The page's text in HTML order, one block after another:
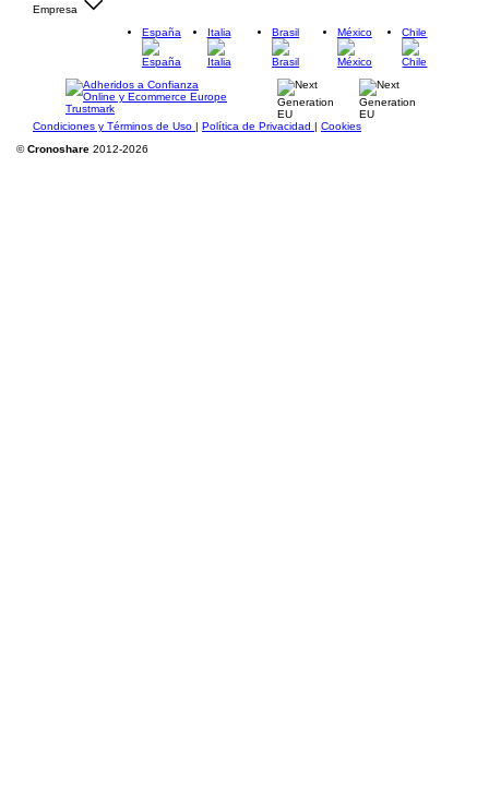
Empresa
España
Italia Brasil México Chile
Condiciones y Términos de Uso | Política de Privacidad | Cookies
©Cronoshare 2012-2026